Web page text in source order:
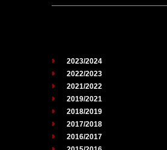
2023/2024
2022/2023
2021/2022
2019/2021
2018/2019
2017/2018
2016/2017